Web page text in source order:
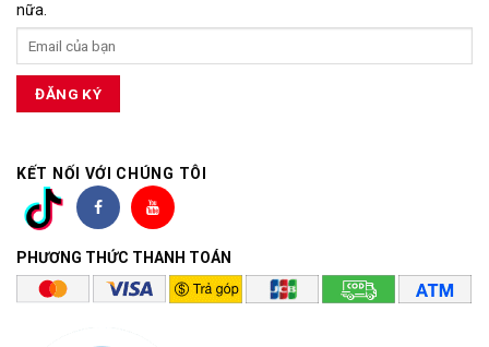
nữa.
KẾT NỐI VỚI CHÚNG TÔI
PHƯƠNG THỨC THANH TOÁN